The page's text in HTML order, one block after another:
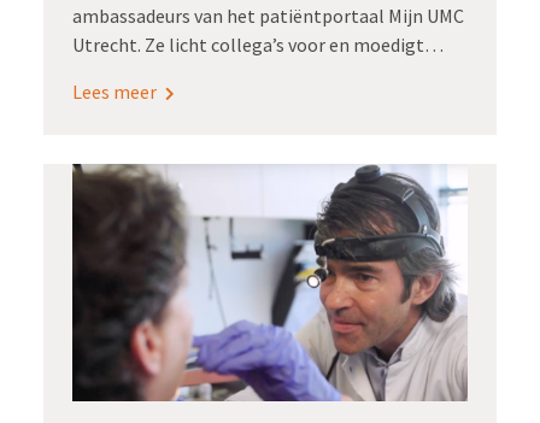
ambassadeurs van het patiëntportaal Mijn UMC
Utrecht. Ze licht collega’s voor en moedigt
Bijlsma en haar collega-ambassadeurs bij aan
de bron: elke patiënt heeft toegang tot zijn
zorginformatie en voert regie op zijn of haar
gezondheid.
Lees meer